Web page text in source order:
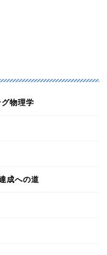
グ物理学
成への道